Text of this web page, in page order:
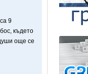
9
където
още се